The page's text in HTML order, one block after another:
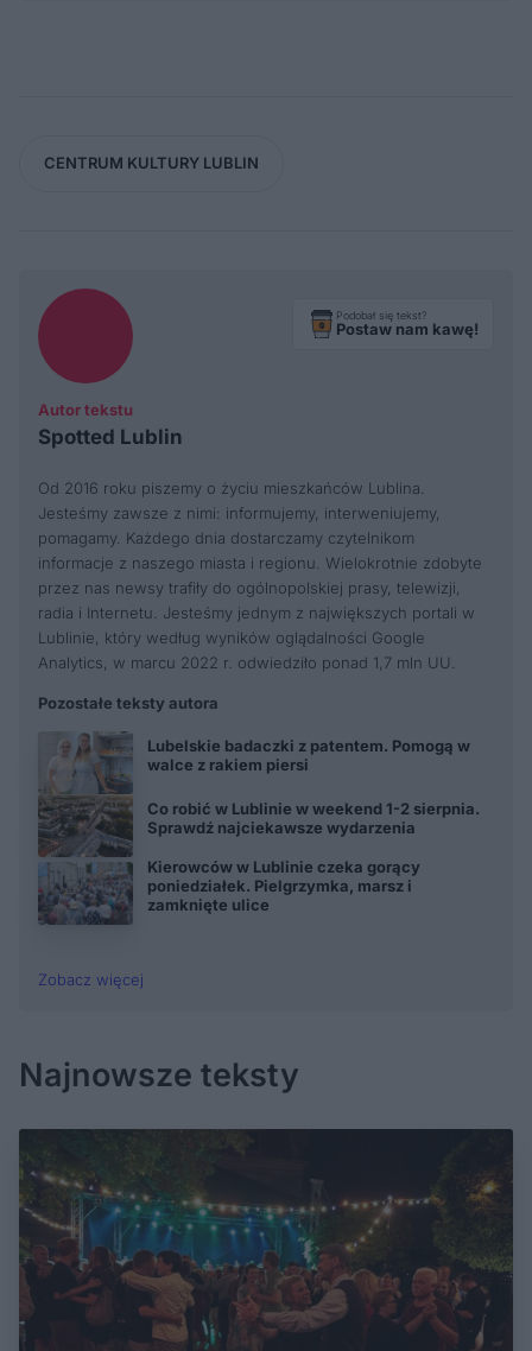
CENTRUM KULTURY LUBLIN
Autor tekstu
Spotted Lublin
Podobał się tekst?
Postaw nam kawę!
Od 2016 roku piszemy o życiu mieszkańców Lublina.
Jesteśmy zawsze z nimi: informujemy, interweniujemy,
pomagamy. Każdego dnia dostarczamy czytelnikom
informacje z naszego miasta i regionu. Wielokrotnie zdobyte
przez nas newsy trafiły do ogólnopolskiej prasy, telewizji,
radia i Internetu. Jesteśmy jednym z największych portali w
Lublinie, który według wyników oglądalności Google
Analytics, w marcu 2022 r. odwiedziło ponad 1,7 mln UU.
Pozostałe teksty autora
Lubelskie badaczki z patentem. Pomogą w
walce z rakiem piersi
Co robić w Lublinie w weekend 1-2 sierpnia.
Sprawdź najciekawsze wydarzenia
Kierowców w Lublinie czeka gorący
poniedziałek. Pielgrzymka, marsz i
zamknięte ulice
Zobacz więcej
Najnowsze teksty